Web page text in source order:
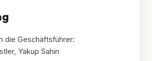
die Geschäftsführer:
Yakup Sahin